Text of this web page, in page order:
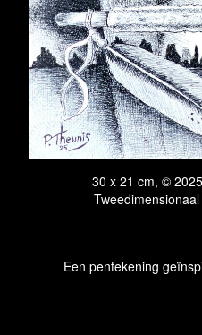
30 x 21 cm, ©
Een pentekening